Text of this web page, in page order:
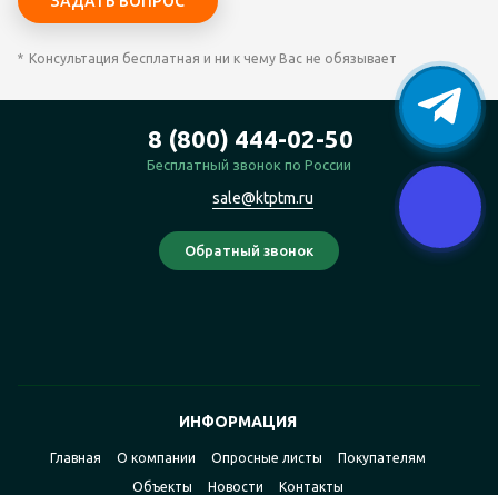
Консультация бесплатная и ни к чему Вас не обязывает
8 (800) 444-02-50
Бесплатный звонок по России
sale@ktptm.ru
ИНФОРМАЦИЯ
Главная О компании Опросные листы
Покупателям
Объекты
Новости Контакты